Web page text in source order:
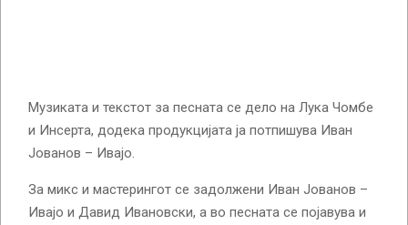
Музиката и текстот за песната се дело на Лука Чомбе
и Инсерта, додека продукцијата ја потпишува Иван
Јованов – Ивајо.
За микс и мастерингот се задолжени Иван Јованов –
Ивајо и Давид Ивановски, а во песната се појавува и